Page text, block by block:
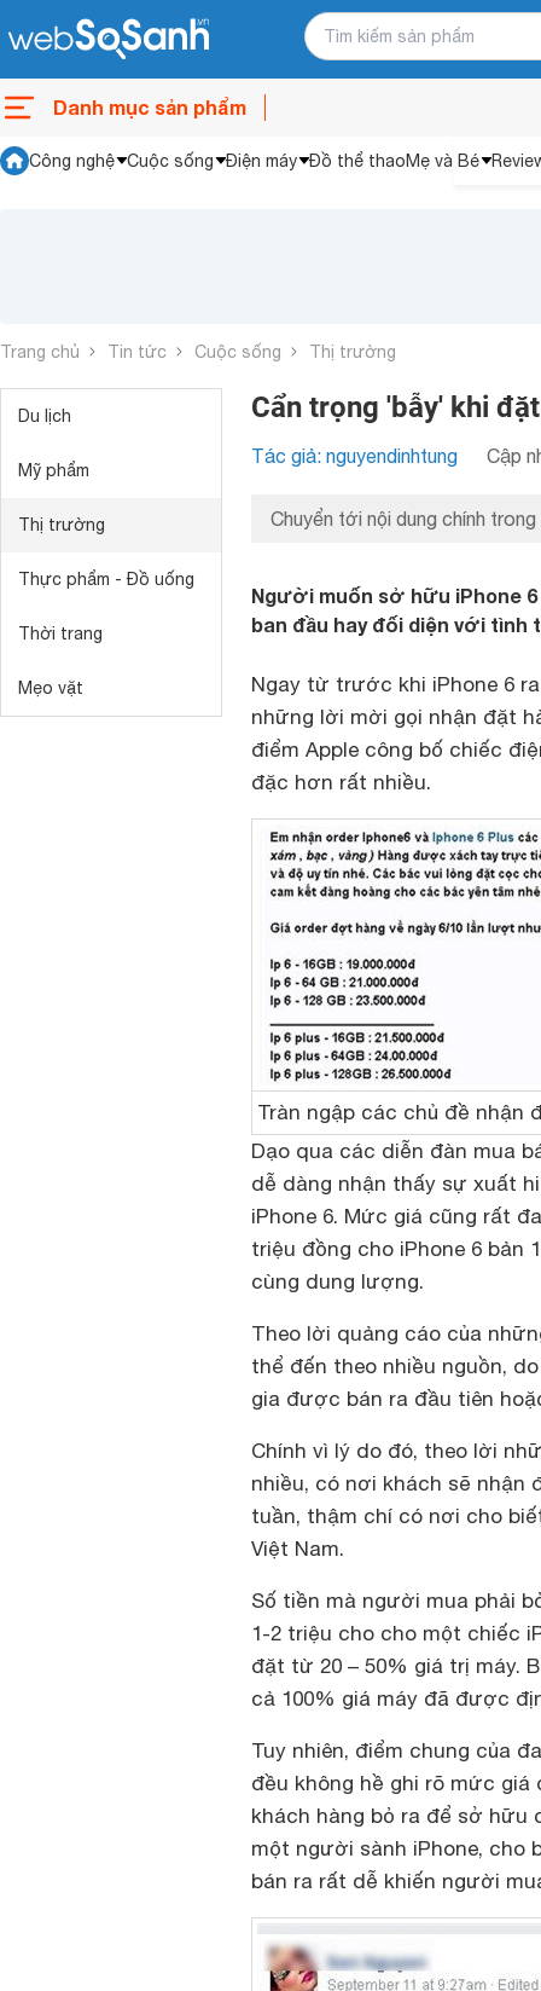
Danh mục sản phẩm
Công nghệ Cuộc sống Điện máy Đồ thể thaoMẹ và Bé
Trang chủ Tin tức Cuộc sống Thị trường
Du lịch
Mỹ phẩm
Thị trường
Thực phẩm - Đồ uống
Thời trang
Mẹo vặt
Cẩn trọng 'bẫy' khi
Tác giả: nguyendinhtung Cập
Chuyển tới nội dung chính trong
Người muốn sở hữu iPhone
ban đầu hay đối diện với tình
Ngay từ trước khi iPhone 6
những lời mời gọi nhận đặt
điểm Apple công bố chiếc
đặc hơn rất nhiều.
Tràn ngập các chủ đề nhận
Dạo qua các diễn đàn mua
dễ dàng nhận thấy sự xuất
iPhone 6. Mức giá cũng rất
triệu đồng cho iPhone 6 bản
cùng dung lượng.
Theo lời quảng cáo của
thể đến theo nhiều nguồn,
gia được bán ra đầu tiên
Chính vì lý do đó, theo lời
nhiều, có nơi khách sẽ nhận
tuần, thậm chí có nơi cho
Việt Nam.
Số tiền mà người mua phải
1-2 triệu cho cho một chiếc
đặt từ 20 – 50% giá trị máy.
cả 100% giá máy đã được
Tuy nhiên, điểm chung của
đều không hề ghi rõ mức
khách hàng bỏ ra để sở hữu
một người sành iPhone,
bán ra rất dễ khiến người